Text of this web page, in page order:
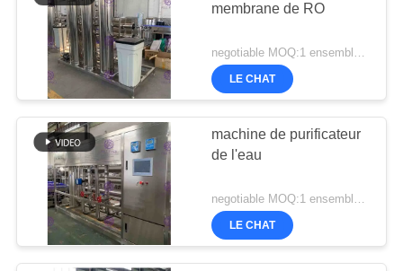
membrane de RO
negotiable MOQ:1 ensemble/PCs
LE CHAT
machine de purificateur
de l'eau
LE CHAT